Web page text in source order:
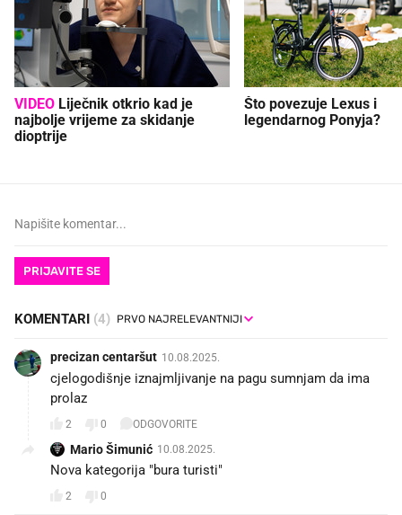
VIDEO
najbolje vrijeme za skidanje
dioptrije
Što povezuje Lexus i
legendarnog Ponyja?
PRIJAVITE SE
KOMENTARI (4)
precizan centaršut 10.08.2025.
cjelogodišnje iznajmljivanje na pagu sumnjam da ima
prolaz
2 0 ODGOVORITE
Mario Šimunić 10.08.2025.
Nova kategorija "bura turisti"
2 0